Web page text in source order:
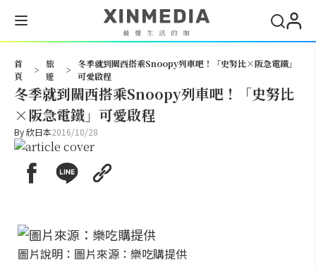
首
頁
>
旅
遊
>
冬季就到關西搭乘Snoopy列車吧！「史努比×阪急電鐵」
可愛啟程
冬季就到關西搭乘Snoopy列車吧！「史努比
×阪急電鐵」可愛啟程
By欣日本2016/10/28
圖片說明：圖片來源：樂吃購提供